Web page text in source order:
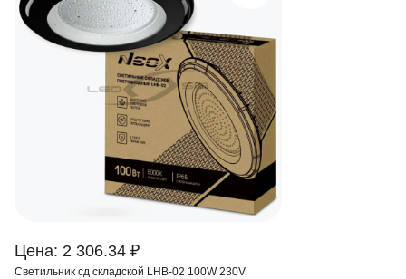
Цена: 2 306.34 ₽
Светильник сд складской LHB-02 100W 230V